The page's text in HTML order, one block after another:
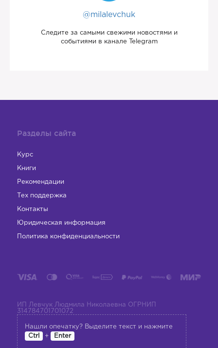
@milalevchuk
Следите за самыми свежими новостями и
событиями в канале Telegram
Разделы сайта
Курс
Книги
Рекомендации
Тех поддержка
Контакты
Юридическая информация
Политика конфиденциальности
ИП Левчук Людмила Николаевна ОГРНИП
314784701701072
Нашли опечатку? Выделите текст и нажмите
Ctrl
+ Enter